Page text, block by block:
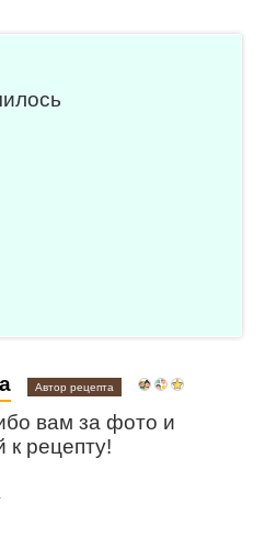
Автор рецепта
вам за фото и
к рецепту!